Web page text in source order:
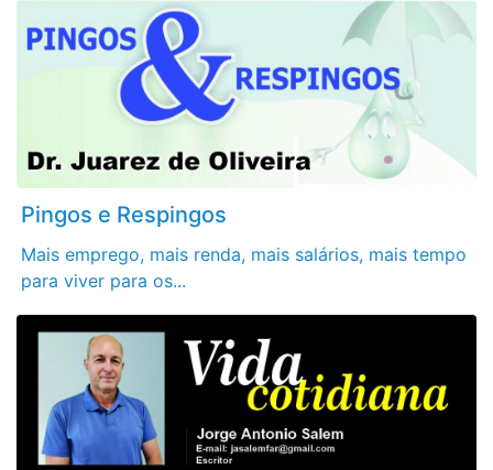
Pingos e Respingos
Mais emprego, mais renda, mais salários, mais tempo
para viver para os...